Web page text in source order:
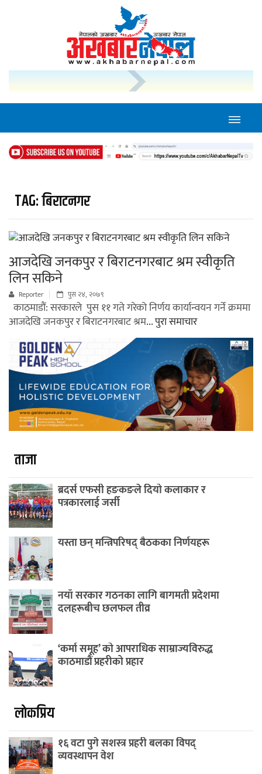
TAG:बिराटनगर
आजदेखि जनकपुर र बिराटनगरबाट श्रम स्वीकृति
लिन सकिने
Reporter पुस २४, २०७९
काठमाडौं: सरकारले पुस ११ गते गरेको निर्णय कार्यान्वयन गर्ने क्रममा
आजदेखि जनकपुर र बिराटनगरबाट श्रम... पुरा समाचार
ताजा
ब्रदर्स एफसी हङकङले दियो कलाकार र
पत्रकारलाई जर्सी
यस्ता छन् मन्त्रिपरिषद् बैठकका निर्णयहरू
नयाँ सरकार गठनका लागि बागमती प्रदेशमा
दलहरूबीच छलफल तीव्र
‘कर्मा समूह’ को आपराधिक साम्राज्यविरुद्ध
काठमाडौं प्रहरीको प्रहार
लाेकप्रिय
१६ वटा पुगे सशस्त्र प्रहरी बलका विपद्
व्यवस्थापन वेश